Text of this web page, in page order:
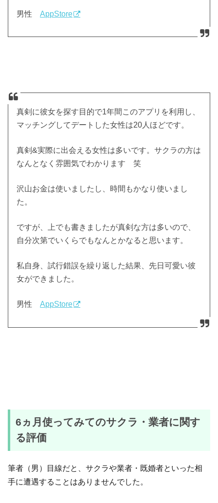
男性AppStore
真剣に彼女を探す目的で1年間このアプリを利用し、
マッチングしてデートした女性は20人ほどです。
真剣&実際に出会える女性は多いです。サクラの方は
なんとなく雰囲気でわかります 笑
沢山お金は使いましたし、時間もかなり使いまし
た。
ですが、上でも書きましたが真剣な方は多いので、
自分次第でいくらでもなんとかなると思います。
私自身、試行錯誤を繰り返した結果、先日可愛い彼
女ができました。
男性AppStore
6ヵ月使ってみてのサクラ・業者に関す
る評価
筆者（男）目線だと、サクラや業者・既婚者といった相
手に遭遇することはありませんでした。